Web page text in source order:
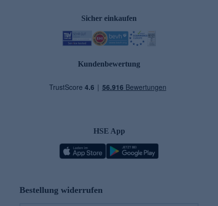
Sicher einkaufen
Kundenbewertung
HSE App
Bestellung widerrufen